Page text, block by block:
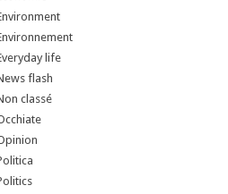
life
flash
classé